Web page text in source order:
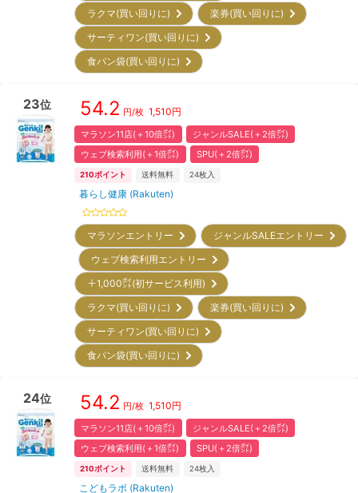
ラクマ(買い回りに)
楽券(買い回りに)
サーティワン(買い回りに)
食パン袋(買い回りに)
23位 54.2 円/枚 1,510円
マラソン11店(＋10倍㌽)
ジャンルSALE(＋2倍㌽)
ウェブ検索利用(＋1倍㌽)
SPU(＋2倍㌽)
210ポイント 送料無料 24枚入
暮らし健康 (Rakuten)
マラソンエントリー
ジャンルSALEエントリー
ウェブ検索利用エントリー
＋1,000㌽(初サービス利用)
ラクマ(買い回りに)
楽券(買い回りに)
サーティワン(買い回りに)
食パン袋(買い回りに)
24位 54.2 円/枚 1,510円
マラソン11店(＋10倍㌽)
ジャンルSALE(＋2倍㌽)
ウェブ検索利用(＋1倍㌽)
SPU(＋2倍㌽)
210ポイント 送料無料 24枚入
こどもラボ (Rakuten)